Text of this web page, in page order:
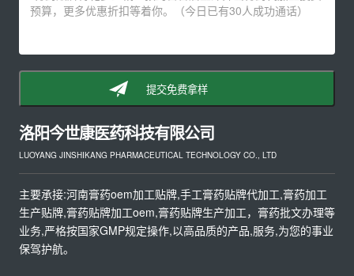
提交免费拿样
洛阳今世康医药科技有限公司
LUOYANG JINSHIKANG PHARMACEUTICAL TECHNOLOGY CO., LTD
主要承接:河南膏药oem加工贴牌,手工膏药贴牌代加工,膏药加工
生产贴牌,膏药贴牌加工oem,膏药贴牌生产加工，膏药批文办理等
业务,严格按国家GMP规定操作,以高品质的产品,服务,为您的事业
保驾护航。